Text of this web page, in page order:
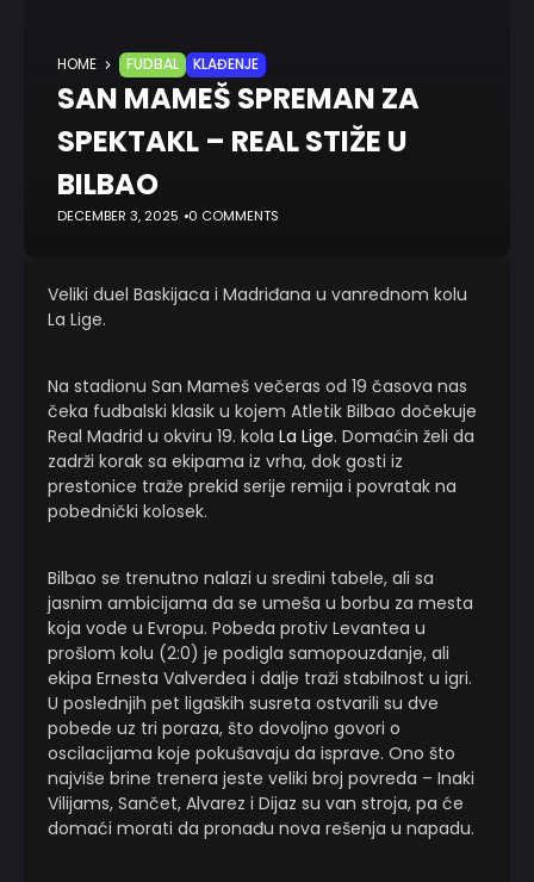
HOME FUDBAL KLAĐENJE
SAN MAMEŠ SPREMAN ZA
SPEKTAKL – REAL STIŽE U
BILBAO
DECEMBER 3, 2025 0 COMMENTS
Veliki duel Baskijaca i Madriđana u vanrednom kolu
La Lige.
Na stadionu San Mameš večeras od 19 časova nas
čeka fudbalski klasik u kojem Atletik Bilbao dočekuje
Real Madrid u okviru 19. kola La Lige. Domaćin želi da
zadrži korak sa ekipama iz vrha, dok gosti iz
prestonice traže prekid serije remija i povratak na
pobednički kolosek.
Bilbao se trenutno nalazi u sredini tabele, ali sa
jasnim ambicijama da se umeša u borbu za mesta
koja vode u Evropu. Pobeda protiv Levantea u
prošlom kolu (2:0) je podigla samopouzdanje, ali
ekipa Ernesta Valverdea i dalje traži stabilnost u igri.
U poslednjih pet ligaških susreta ostvarili su dve
pobede uz tri poraza, što dovoljno govori o
oscilacijama koje pokušavaju da isprave. Ono što
najviše brine trenera jeste veliki broj povreda – Inaki
Vilijams, Sančet, Alvarez i Dijaz su van stroja, pa će
domaći morati da pronađu nova rešenja u napadu.